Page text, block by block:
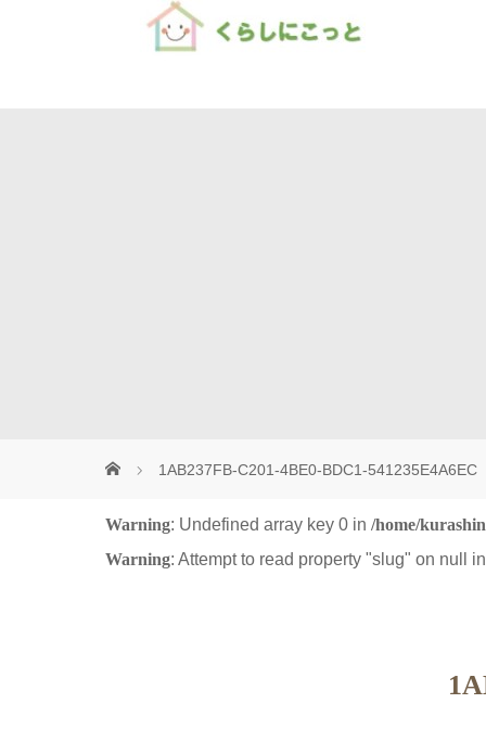
1AB237FB-C201-4BE0-BDC1-541235E4A6EC
Warning: Undefined array key 0 in /home/
Warning: Attempt to read property "slug" on null